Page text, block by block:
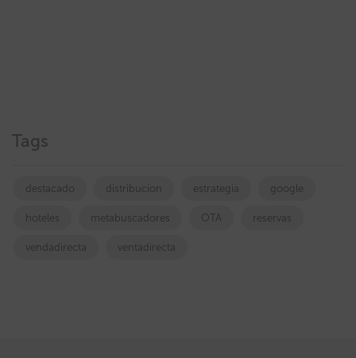
Tags
destacado distribucion estrategia google
hoteles metabuscadores OTA reservas
vendadirecta ventadirecta